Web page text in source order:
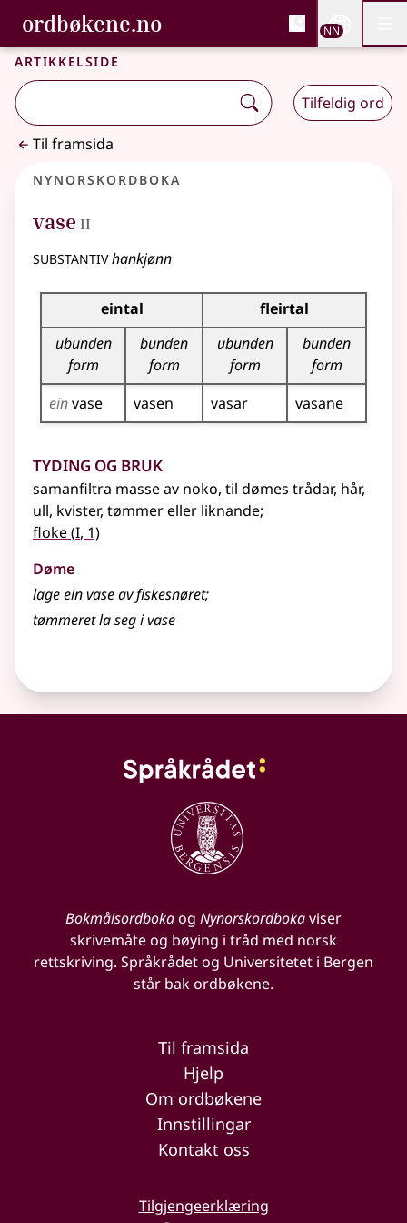
Gå til hovudinnhald
Tilgjenge
ordbøkene.no, Bokmålsordboka og
Bokmålsordboka og Nynorskordboka
NN
Artikkelside
Tilfeldig ord
Til framsida
Nynorskordboka
vase 2
II
substantivhankjønn
Bøyningstabell for dette substantivet
eintal
fleirtal
ubunden
form
bunden
form
ubunden
form
bunden
form
einvase vasen vasar vasane
Tyding og bruk
samanfiltra masse av noko, til dømes trådar, hår,
ull, kvister, tømmer eller liknande;
floke(1
I, 1)
Døme
lage ein vase av fiskesnøret;
tømmeret la seg i vase
Bokmålsordbokaog Nynorskordbokaviser
skrivemåte og bøying i tråd med norsk
rettskriving. Språkrådet og Universitetet i Bergen
står bak ordbøkene.
Til framsida
Hjelp
Om ordbøkene
Innstillingar
Kontakt oss
Tilgjengeerklæring